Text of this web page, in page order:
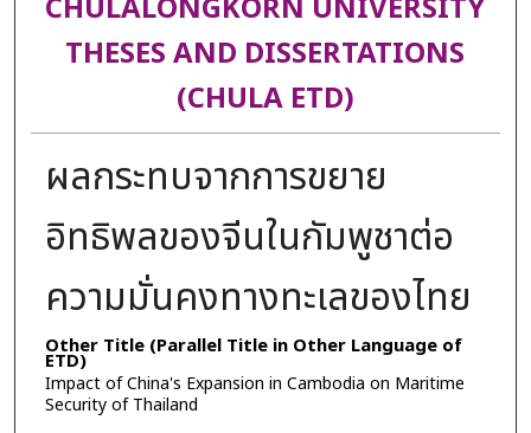
CHULALONGKORN UNIVERSITY
THESES AND DISSERTATIONS
(CHULA ETD)
ผลกระทบจากการขยาย
อิทธิพลของจีนในกัมพูชาต่อ
ความมั่นคงทางทะเลของไทย
Other Title (Parallel Title in Other Language of
ETD)
Impact of China's Expansion in Cambodia on Maritime
Security of Thailand